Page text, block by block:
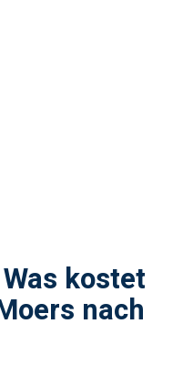
kostet
nach